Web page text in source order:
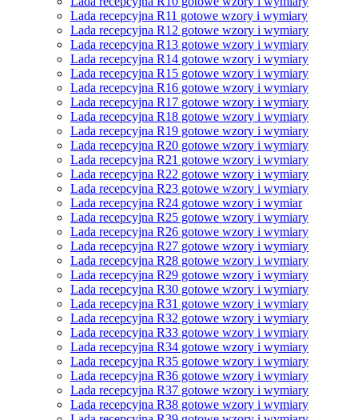
Lada recepcyjna R11 gotowe wzory i wymiary
Lada recepcyjna R12 gotowe wzory i wymiary
Lada recepcyjna R13 gotowe wzory i wymiary
Lada recepcyjna R14 gotowe wzory i wymiary
Lada recepcyjna R15 gotowe wzory i wymiary
Lada recepcyjna R16 gotowe wzory i wymiary
Lada recepcyjna R17 gotowe wzory i wymiary
Lada recepcyjna R18 gotowe wzory i wymiary
Lada recepcyjna R19 gotowe wzory i wymiary
Lada recepcyjna R20 gotowe wzory i wymiary
Lada recepcyjna R21 gotowe wzory i wymiary
Lada recepcyjna R22 gotowe wzory i wymiary
Lada recepcyjna R23 gotowe wzory i wymiary
Lada recepcyjna R24 gotowe wzory i wymiar
Lada recepcyjna R25 gotowe wzory i wymiary
Lada recepcyjna R26 gotowe wzory i wymiary
Lada recepcyjna R27 gotowe wzory i wymiary
Lada recepcyjna R28 gotowe wzory i wymiary
Lada recepcyjna R29 gotowe wzory i wymiary
Lada recepcyjna R30 gotowe wzory i wymiary
Lada recepcyjna R31 gotowe wzory i wymiary
Lada recepcyjna R32 gotowe wzory i wymiary
Lada recepcyjna R33 gotowe wzory i wymiary
Lada recepcyjna R34 gotowe wzory i wymiary
Lada recepcyjna R35 gotowe wzory i wymiary
Lada recepcyjna R36 gotowe wzory i wymiary
Lada recepcyjna R37 gotowe wzory i wymiary
Lada recepcyjna R38 gotowe wzory i wymiary